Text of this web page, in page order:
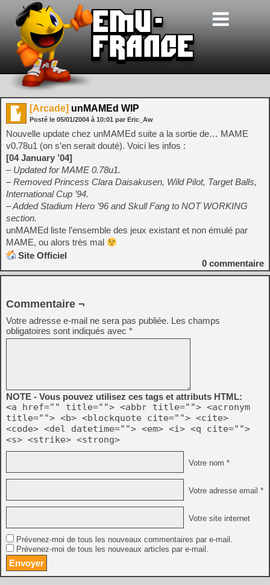
[Arcade] unMAMEd WIP
Posté le 05/01/2004 à 10:01 par Eric_Aw
Nouvelle update chez unMAMEd suite a la sortie de… MAME
v0.78u1 (on s’en serait douté). Voici les infos :
[04 January ’04]
– Updated for MAME 0.78u1.
– Removed Princess Clara Daisakusen, Wild Pilot, Target Balls,
International Cup ’94.
– Added Stadium Hero ’96 and Skull Fang to NOT WORKING
section.
unMAMEd liste l’ensemble des jeux existant et non émulé par
MAME, ou alors très mal
Site Officiel
0 commentaire
Commentaire ¬
Votre adresse e-mail ne sera pas publiée. Les champs
obligatoires sont indiqués avec *
NOTE - Vous pouvez utilisez ces tags et attributs HTML:
<a href="" title=""> <abbr title=""> <acronym
title=""> <b> <blockquote cite=""> <cite>
<code> <del datetime=""> <em> <i> <q cite="">
<s> <strike> <strong>
Votre nom *
Votre adresse email *
Votre site internet
Prévenez-moi de tous les nouveaux commentaires par e-mail.
Prévenez-moi de tous les nouveaux articles par e-mail.